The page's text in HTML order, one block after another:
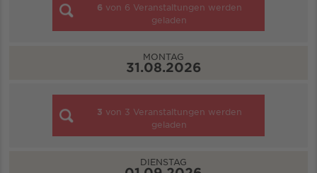
6 von 6 Veranstaltungen werden
geladen
MONTAG
31.08.2026
3 von 3 Veranstaltungen werden
geladen
DIENSTAG